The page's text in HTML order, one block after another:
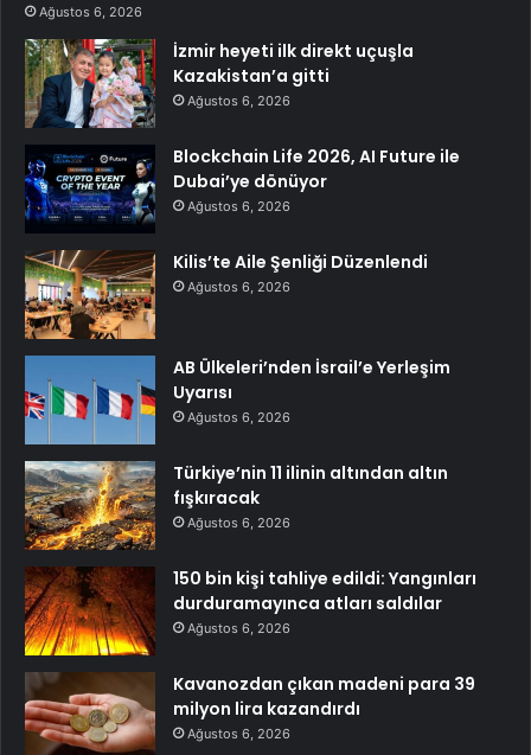
Ağustos 6, 2026
İzmir heyeti ilk direkt uçuşla
Kazakistan’a gitti
Ağustos 6, 2026
Blockchain Life 2026, AI Future ile
Dubai’ye dönüyor
Ağustos 6, 2026
Kilis’te Aile Şenliği Düzenlendi
Ağustos 6, 2026
AB Ülkeleri’nden İsrail’e Yerleşim
Uyarısı
Ağustos 6, 2026
Türkiye’nin 11 ilinin altından altın
fışkıracak
Ağustos 6, 2026
150 bin kişi tahliye edildi: Yangınları
durduramayınca atları saldılar
Ağustos 6, 2026
Kavanozdan çıkan madeni para 39
milyon lira kazandırdı
Ağustos 6, 2026